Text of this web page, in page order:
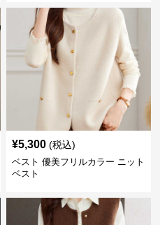
¥5,300 (税込)
ベスト 優美フリルカラー ニット
ベスト